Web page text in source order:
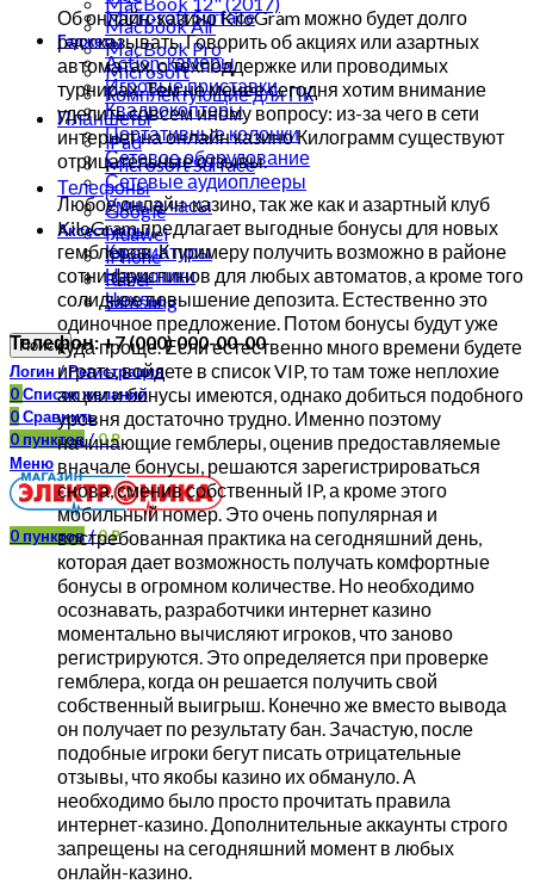
Macbook Air
MacBook Pro
Microsoft
Комплектующие для ПК
Планшеты
iPad
Microsoft Surface
Телефоны
Google
Huawei
iPhone
Razer
Samsung
Поиск
Логин / Регистрация
0Список желаний
0Сравнить
0 пунктов/ 0₽
Меню
0 пунктов/0₽
Microsoft Surface
Гаджеты
Action-камеры
Игровые приставки
Квадрокоптеры
Портативные колонки
Сетевое оборудование
Сетевые аудиоплееры
Умные часы
Аксессуары
Клавиатуры
Наушники
Чехлы
Телефон: +7 (000) 000-00-00
Об онлайн-казино KiloGram можно будет долго
рассказывать. Говорить об акциях или азартных
автоматах, о техподдержке или проводимых
турнирах. Тем не менее сегодня хотим внимание
уделить совсем иному вопросу: из-за чего в сети
интернет на онлайн казино Килограмм существуют
отрицательные отзывы.
Любое онлайн-казино, так же как и азартный клуб
KiloGram предлагает выгодные бонусы для новых
гемблеров. К примеру получить возможно в районе
сотни фриспинов для любых автоматов, а кроме того
солидное повышение депозита. Естественно это
одиночное предложение. Потом бонусы будут уже
куда проще. Если естественно много времени будете
играть, войдете в список VIP, то там тоже неплохие
акции и бонусы имеются, однако добиться подобного
уровня достаточно трудно. Именно поэтому
начинающие гемблеры, оценив предоставляемые
вначале бонусы, решаются зарегистрироваться
снова, сменив собственный IP, а кроме этого
мобильный номер. Это очень популярная и
востребованная практика на сегодняшний день,
которая дает возможность получать комфортные
бонусы в огромном количестве. Но необходимо
осознавать, разработчики интернет казино
моментально вычисляют игроков, что заново
регистрируются. Это определяется при проверке
гемблера, когда он решается получить свой
собственный выигрыш. Конечно же вместо вывода
он получает по результату бан. Зачастую, после
подобные игроки бегут писать отрицательные
отзывы, что якобы казино их обмануло. А
необходимо было просто прочитать правила
интернет-казино. Дополнительные аккаунты строго
запрещены на сегодняшний момент в любых
онлайн-казино.